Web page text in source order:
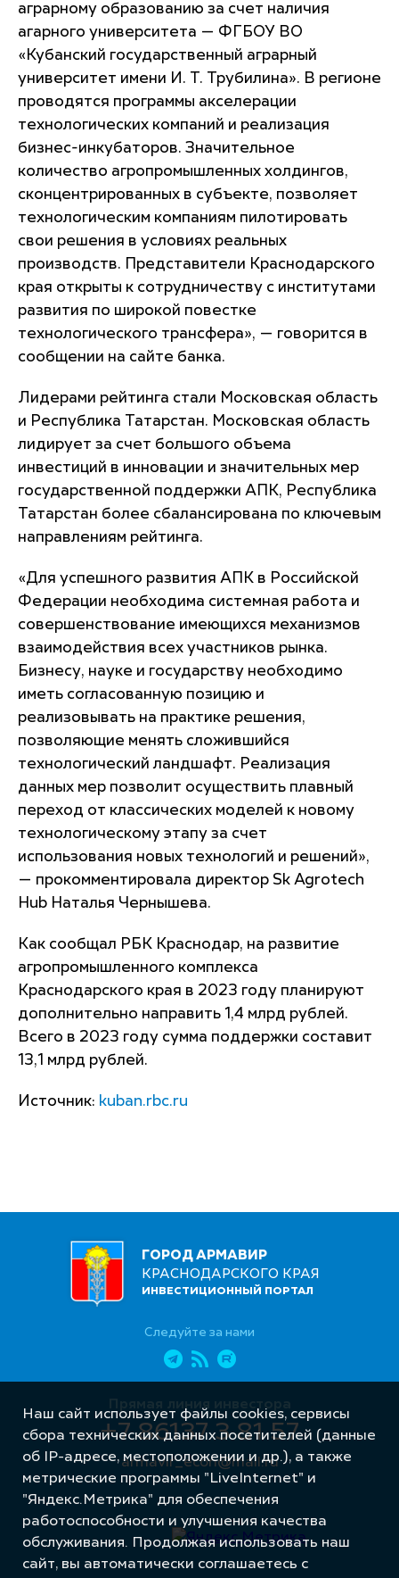
аграрному образованию за счет наличия
агарного университета — ФГБОУ ВО
«Кубанский государственный аграрный
университет имени И. Т. Трубилина». В регионе
проводятся программы акселерации
технологических компаний и реализация
бизнес-инкубаторов. Значительное
количество агропромышленных холдингов,
сконцентрированных в субъекте, позволяет
технологическим компаниям пилотировать
свои решения в условиях реальных
производств. Представители Краснодарского
края открыты к сотрудничеству с институтами
развития по широкой повестке
технологического трансфера», — говорится в
сообщении на сайте банка.
Лидерами рейтинга стали Московская область
и Республика Татарстан. Московская область
лидирует за счет большого объема
инвестиций в инновации и значительных мер
государственной поддержки АПК, Республика
Татарстан более сбалансирована по ключевым
направлениям рейтинга.
«Для успешного развития АПК в Российской
Федерации необходима системная работа и
совершенствование имеющихся механизмов
взаимодействия всех участников рынка.
Бизнесу, науке и государству необходимо
иметь согласованную позицию и
реализовывать на практике решения,
позволяющие менять сложившийся
технологический ландшафт. Реализация
данных мер позволит осуществить плавный
переход от классических моделей к новому
технологическому этапу за счет
использования новых технологий и решений»,
— прокомментировала директор Sk Agrotech
Hub Наталья Чернышева.
Как сообщал РБК Краснодар, на развитие
агропромышленного комплекса
Краснодарского края в 2023 году планируют
дополнительно направить 1,4 млрд рублей.
Всего в 2023 году сумма поддержки составит
13,1 млрд рублей.
Источник: kuban.rbc.ru
ГОРОД АРМАВИР
КРАСНОДАРСКОГО КРАЯ
ИНВЕСТИЦИОННЫЙ ПОРТАЛ
Следуйте за нами
Прямая линия инвестора
+7 86137 3 81 57
armavir_econ@mail.ru
Наш сайт использует файлы cookies, сервисы
сбора технических данных посетителей (данные
об IP-адресе, местоположении и др.), а также
метрические программы "LiveInternet" и
"Яндекс.Метрика" для обеспечения
работоспособности и улучшения качества
обслуживания. Продолжая использовать наш
сайт, вы автоматически соглашаетесь с